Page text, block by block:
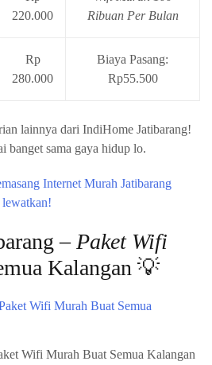
220.000
Ribuan Per Bulan
Rp
280.000
Biaya Pasang:
Rp55.500
lainnya dari IndiHome Jatibarang!
banget sama gaya hidup lo.
– Paket Wifi
Kalangan 💡
Wifi Murah Buat Semua Kalangan